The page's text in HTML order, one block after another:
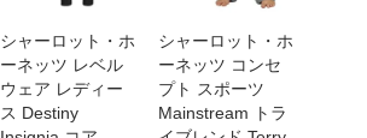
シャーロット・ホ
ーネッツ レベル
ウェア レディー
ス Destiny
シャーロット・ホ
ーネッツ コンセ
プト スポーツ
Mainstream トラ